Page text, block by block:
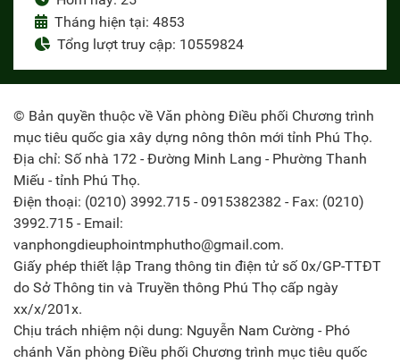
Tháng hiện tại: 4853
Tổng lượt truy cập: 10559824
© Bản quyền thuộc về Văn phòng Điều phối Chương trình
mục tiêu quốc gia xây dựng nông thôn mới tỉnh Phú Thọ.
Địa chỉ: Số nhà 172 - Đường Minh Lang - Phường Thanh
Miếu - tỉnh Phú Thọ.
Điện thoại: (0210) 3992.715 - 0915382382 - Fax: (0210)
3992.715 - Email:
vanphongdieuphointmphutho@gmail.com.
Giấy phép thiết lập Trang thông tin điện tử số 0x/GP-TTĐT
do Sở Thông tin và Truyền thông Phú Thọ cấp ngày
xx/x/201x.
Chịu trách nhiệm nội dung: Nguyễn Nam Cường - Phó
chánh Văn phòng Điều phối Chương trình mục tiêu quốc